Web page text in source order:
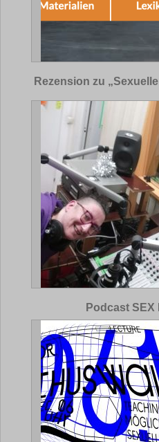
Rezension zu
Podcast SEX